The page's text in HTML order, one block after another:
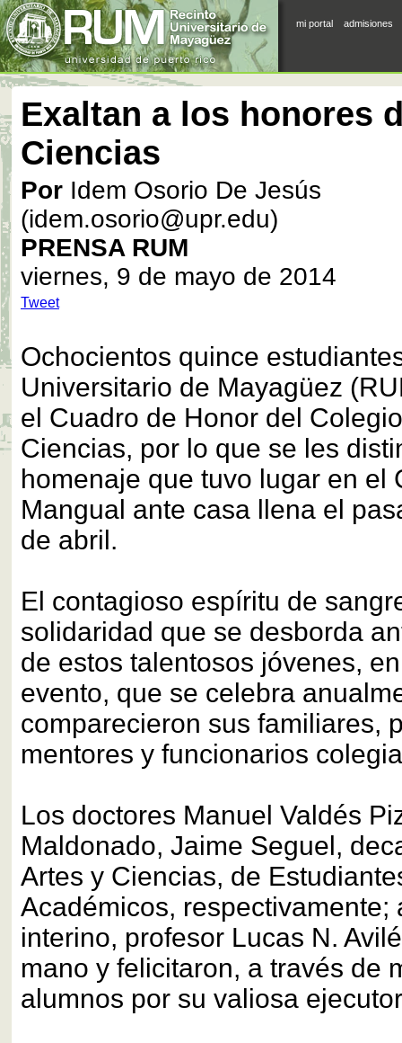
mi portal admisiones
Exaltan a los honores
Ciencias
Por Idem Osorio De Jesús
(idem.osorio@upr.edu)
PRENSA RUM
viernes, 9 de mayo de 2014
Tweet
Ochocientos quince
Universitario de Mayagüez
el Cuadro de Honor del
Ciencias, por lo que se les
homenaje que tuvo lugar en el
Mangual ante casa llena el
de abril.
El contagioso espíritu de
solidaridad que se desborda
de estos talentosos jóvenes,
evento, que se celebra
comparecieron sus familiares,
mentores y funcionarios
Los doctores Manuel Valdés
Maldonado, Jaime Seguel,
Artes y Ciencias, de
Académicos, respectivamente;
interino, profesor Lucas N.
mano y felicitaron, a través de
alumnos por su valiosa